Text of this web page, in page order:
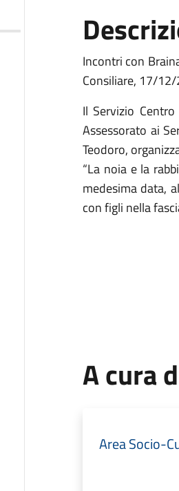
Incontri con
Consiliare, 17/
Il Servizio
Assessorato ai
Teodoro,
“La noia e la
medesima data,
con figli nella
A cura
Area Socio-